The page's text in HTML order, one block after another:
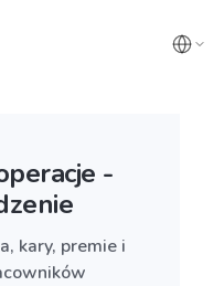
-
kary, premie i